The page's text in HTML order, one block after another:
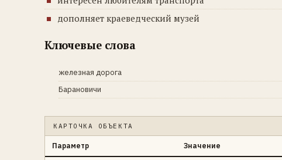
дополняет краеведческий музей
Ключевые слова
железная дорога
Барановичи
КАРТОЧКА ОБЪЕКТА
Параметр Значение